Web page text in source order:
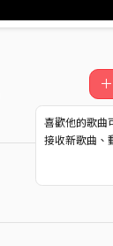
喜歡他的歌曲
接收新歌曲、